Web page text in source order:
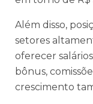
Além disso,
setores
oferecer
bônus,
crescimento